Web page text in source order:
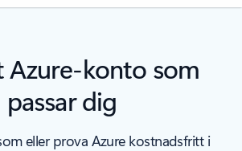
Azure-konto som
passar dig
eller prova Azure kostnadsfritt i